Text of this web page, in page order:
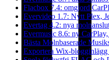
Flacbox 7.4: omgjord
Evervideo 1.7: Nytt Plex,
Evertag 4.2: nya
Evermusic 8.6: ny
Bästa Molnbaserade
Exportera Wix-